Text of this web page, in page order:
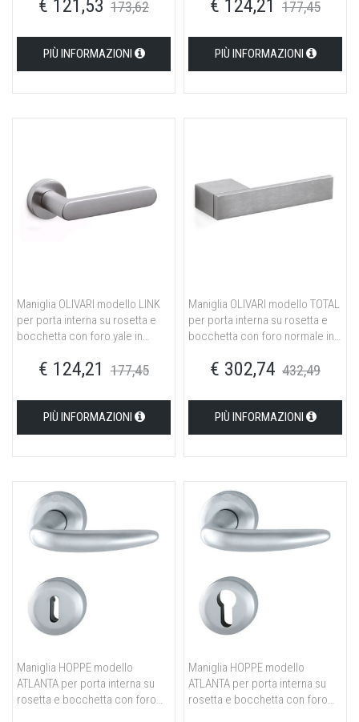
€ 121,53 173,62
PIÙ INFORMAZIONI
€ 124,21 177,45
PIÙ INFORMAZIONI
Maniglia OLIVARI modello LINK
per porta interna su rosetta e
bocchetta con foro yale in
€ 124,21 177,45
PIÙ INFORMAZIONI
Maniglia OLIVARI modello TOTAL
per porta interna su rosetta e
bocchetta con foro normale in
€ 302,74 432,49
PIÙ INFORMAZIONI
Maniglia HOPPE modello
ATLANTA per porta interna su
rosetta e bocchetta con foro
Maniglia HOPPE modello
ATLANTA per porta interna su
rosetta e bocchetta con foro